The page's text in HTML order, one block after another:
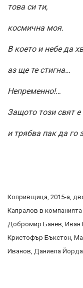
това си ти,
космична моя.
В което и небе да
аз ще те стигна…
Непременно!…
Защото този свят
и трябва пак да го
Копривщица, 2015-а,
Капралов в
Добромир Банев, Иван
Кристофър Бъкстон,
Иванов, Даниела